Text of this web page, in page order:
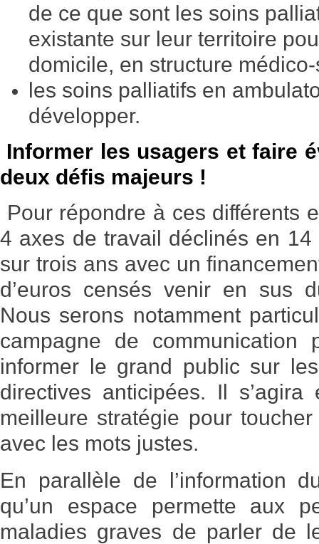
de ce que sont les soins
existante sur leur territoire
domicile, en structure
les soins palliatifs en
développer.
Informer les usagers et faire
deux défis majeurs !
Pour répondre à ces différents
4 axes de travail déclinés en
sur trois ans avec un
d’euros censés venir en sus
Nous serons notamment
campagne de communication
informer le grand public sur
directives anticipées. Il
meilleure stratégie pour
avec les mots justes.
En parallèle de l’information
qu’un espace permette aux
maladies graves de parler de